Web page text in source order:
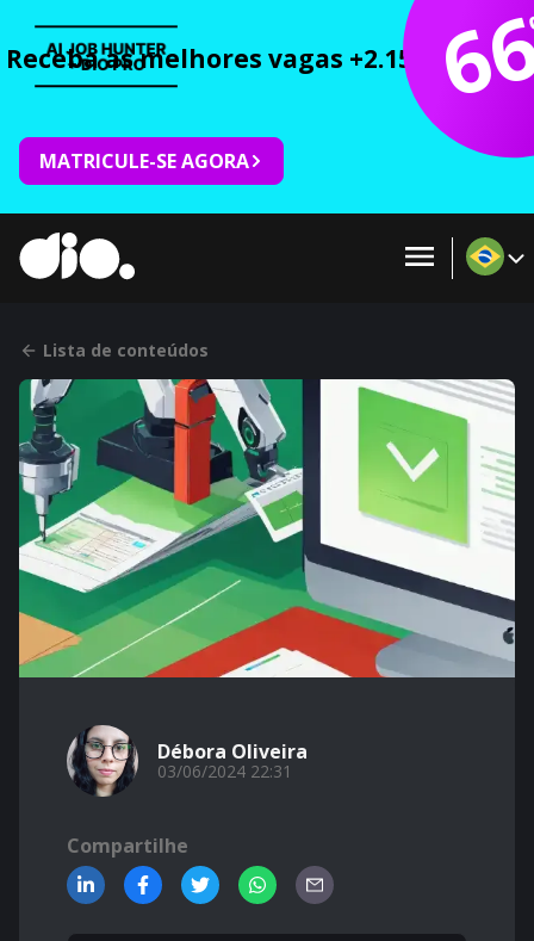
Receba as melhores vagas +2.150 cursos
MATRICULE-SE AGORA
Lista de conteúdos
Débora Oliveira
03/06/2024 22:31
Compartilhe